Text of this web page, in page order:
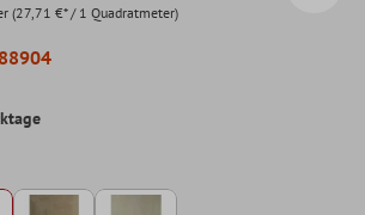
(27,71 €* / 1 Quadratmeter)